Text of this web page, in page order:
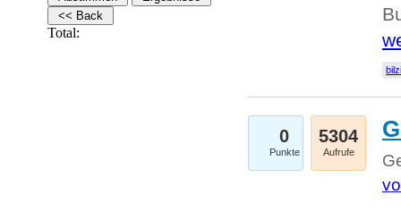
Total:
0
Punkte
5304
Aufrufe